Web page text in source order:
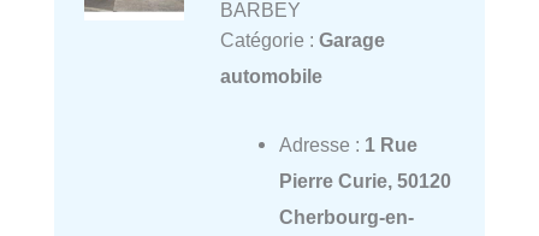
BARBEY
Catégorie : Garage
automobile
Adresse : 1 Rue
Pierre Curie, 50120
Cherbourg-en-